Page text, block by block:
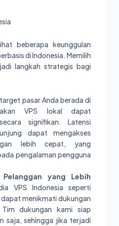
beberapa keunggulan
di Indonesia. Memilih
langkah strategis bagi
pasar Anda berada di
VPS lokal dapat
signifikan. Latensi
dapat mengakses
lebih cepat, yang
pengalaman pengguna
Pelanggan yang Lebih
VPS Indonesia seperti
menikmati dukungan
dukungan kami siap
saja, sehingga jika terjadi